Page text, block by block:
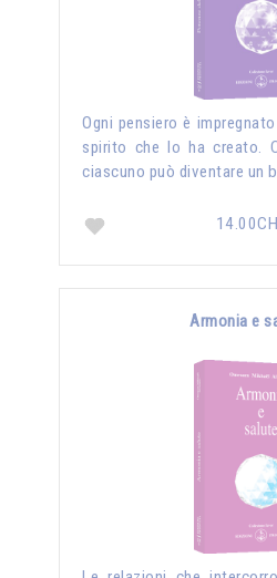
Ogni pensiero è
spirito che lo ha creato.
ciascuno può diventare un
Armonia e